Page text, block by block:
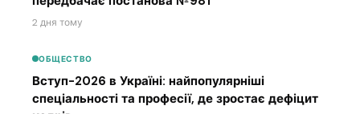
2 дня тому
ОБЩЕСТВО
Вступ-2026 в Україні: найпопулярніші
спеціальності та професії, де зростає дефіцит